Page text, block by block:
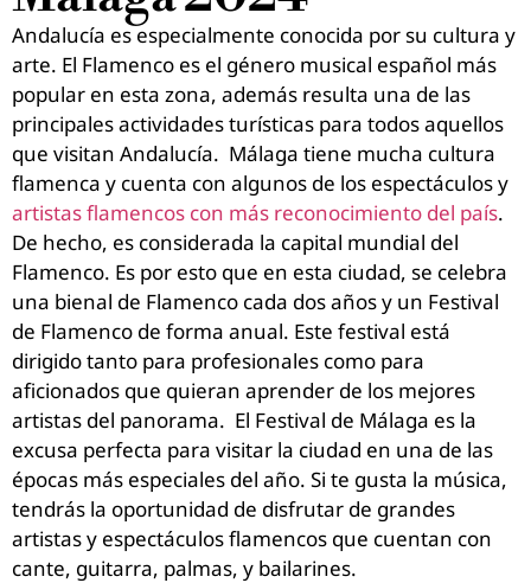
Andalucía es especialmente conocida por su cultura y
arte. El Flamenco es el género musical español más
popular en esta zona, además resulta una de las
principales actividades turísticas para todos aquellos
que visitan Andalucía. Málaga tiene mucha cultura
flamenca y cuenta con algunos de los espectáculos y
artistas flamencos con más reconocimiento del país.
De hecho, es considerada la capital mundial del
Flamenco. Es por esto que en esta ciudad, se celebra
una bienal de Flamenco cada dos años y un Festival
de Flamenco de forma anual. Este festival está
dirigido tanto para profesionales como para
aficionados que quieran aprender de los mejores
artistas del panorama. El Festival de Málaga es la
excusa perfecta para visitar la ciudad en una de las
épocas más especiales del año. Si te gusta la música,
tendrás la oportunidad de disfrutar de grandes
artistas y espectáculos flamencos que cuentan con
cante, guitarra, palmas, y bailarines.